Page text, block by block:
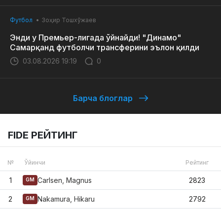
Футбол Зоҳир Тошхўжаев
Энди у Премьер-лигада ўйнайди! "Динамо"
Самарқанд футболчи трансферини эълон қилди
03.08.2026 19:19 0
Барча блоглар
FIDE РЕЙТИНГ
№ Ўйинчи Рейтинг
1 GM Carlsen, Magnus 2823
2 GM Nakamura, Hikaru 2792